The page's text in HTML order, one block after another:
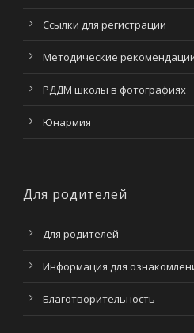
Ссылки для регистрации
Методические
РДДМ школы в фотографиях
Юнармия
Для родителей
Для родителей
Информация для
Благотворительность